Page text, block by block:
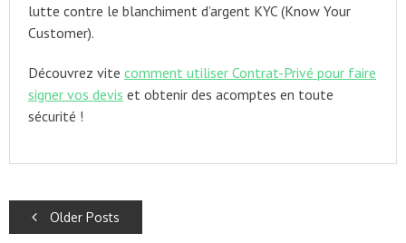
lutte contre le blanchiment d’argent KYC (Know Your
Customer).
Découvrez vite comment utiliser Contrat-Privé pour faire
signer vos devis et obtenir des acomptes en toute
sécurité !
POSTS
Older Posts